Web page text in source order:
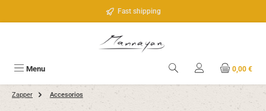
Fast shipping
Menu 0,00 €
Zapper Accesorios